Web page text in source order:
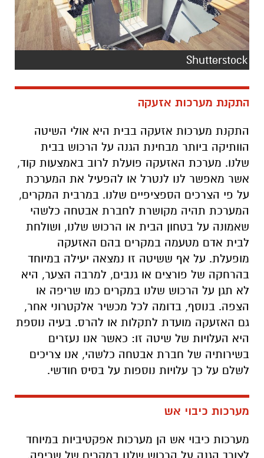
Shutterstock
התקנת מערכות אזעקה
התקנת מערכות אזעקה בבית היא אולי השיטה
הוותיקה ביותר מבחינת הגנה על הרכוש בבית
שלנו. מערכת האזעקה פועלת לרוב באמצעות קוד,
אשר מאפשר לנו לנטרל או להפעיל את המערכת
על פי הצרכים הספציפיים שלנו. במרבית המקרים,
המערכת תהיה מקושרת לחברת אבטחה כלשהי
שאמונה על בטחון הבית או הרכוש שלנו, ושולחת
לבית אדם מטעמה במקרים בהם האזעקה
מופעלת. על אף ששיטה זו נמצאה יעילה במיוחד
בהרחקה של פורצים או גנבים, למרבה הצער, היא
לא תגן על הרכוש שלנו במקרים כמו שריפה או
הצפה. בנוסף, בדומה לכל מכשיר אלקטרוני אחר,
גם האזעקה מועדת לתקלות או להרס. בעיה נוספת
היא העלויות של שיטה זו: כאשר אנו נעזרים
בשירותיה של חברת אבטחה כלשהי, אנו צריכים
לשלם על כך עלויות נוספות על בסיס חודשי.
מערכות כיבוי אש
מערכות כיבוי אש הן מערכות אפקטיביות במיוחד
לצורך הגנה על הרכוש שלנו במקרים של שריפה,